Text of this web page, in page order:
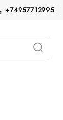
+74957712995